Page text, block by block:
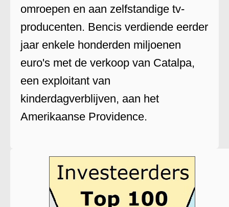
omroepen en aan zelfstandige tv-
producenten. Bencis verdiende eerder
jaar enkele honderden miljoenen
euro's met de verkoop van Catalpa,
een exploitant van
kinderdagverblijven, aan het
Amerikaanse Providence.